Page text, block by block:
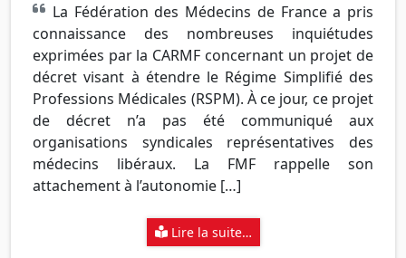
La Fédération des Médecins de France a pris
connaissance des nombreuses inquiétudes
exprimées par la CARMF concernant un projet de
décret visant à étendre le Régime Simplifié des
Professions Médicales (RSPM). À ce jour, ce projet
de décret n’a pas été communiqué aux
organisations syndicales représentatives des
médecins libéraux. La FMF rappelle son
attachement à l’autonomie […]
Lire la suite…